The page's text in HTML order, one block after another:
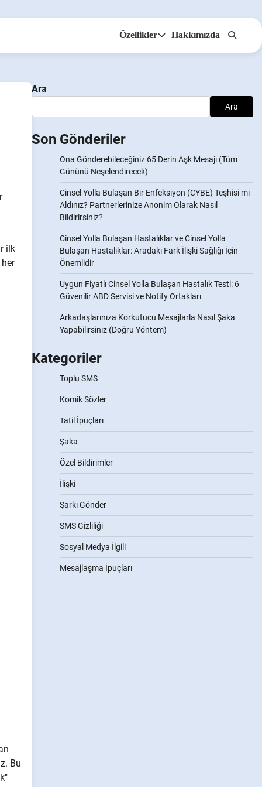
Özellikler Hakkımızda
ilk
Bu
Ara
Ara
Son Gönderiler
Ona Gönderebileceğiniz 65 Derin Aşk Mesajı (Tüm
Gününü Neşelendirecek)
Cinsel Yolla Bulaşan Bir Enfeksiyon (CYBE) Teşhisi mi
Aldınız? Partnerlerinize Anonim Olarak Nasıl
Bildirirsiniz?
Cinsel Yolla Bulaşan Hastalıklar ve Cinsel Yolla
Bulaşan Hastalıklar: Aradaki Fark İlişki Sağlığı İçin
Önemlidir
Uygun Fiyatlı Cinsel Yolla Bulaşan Hastalık Testi: 6
Güvenilir ABD Servisi ve Notify Ortakları
Arkadaşlarınıza Korkutucu Mesajlarla Nasıl Şaka
Yapabilirsiniz (Doğru Yöntem)
Kategoriler
Toplu SMS
Komik Sözler
Tatil İpuçları
Şaka
Özel Bildirimler
İlişki
Şarkı Gönder
SMS Gizliliği
Sosyal Medya İlgili
Mesajlaşma İpuçları